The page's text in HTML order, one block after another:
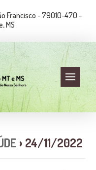
Francisco - 79010-470 -
MS
› 24/11/2022